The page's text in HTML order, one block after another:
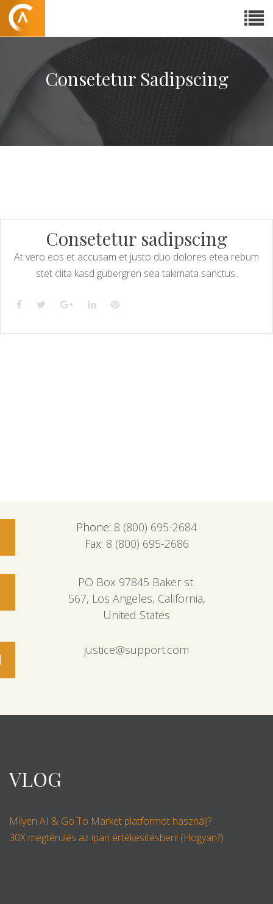
Consetetur Sadipscing
Consetetur sadipscing
At vero eos et accusam et justo duo dolores etea rebum
stet clita kasd gubergren sea takimata sanctus.
Phone: 8 (800) 695-2684
Fax: 8 (800) 695-2686
PO Box 97845 Baker st.
567, Los Angeles, California,
United States
justice@support.com
VLOG
Milyen AI & Go To Market platformot használj?
30X megtérülés az ipari értékesítésben! (Hogyan?)